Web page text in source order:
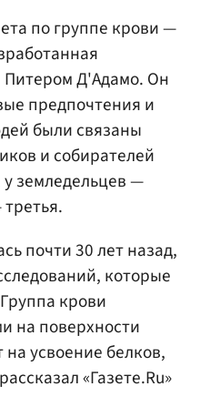
по группе крови —
Д'Адамо. Он
предпочтения и
были связаны
и собирателей
земледельцев —
почти 30 лет назад,
которые
крови
на поверхности
усвоение белков,
«Газете.Ru»